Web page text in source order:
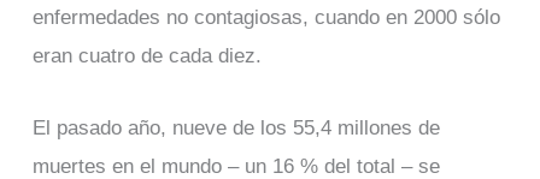
enfermedades no contagiosas, cuando en 2000 sólo
eran cuatro de cada diez.
El pasado año, nueve de los 55,4 millones de
muertes en el mundo – un 16 % del total – se